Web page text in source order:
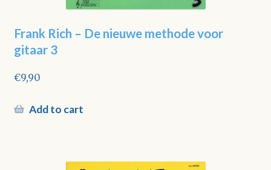
Frank Rich – De nieuwe methode voor
gitaar 3
€9,90
Add to cart